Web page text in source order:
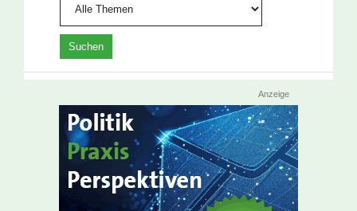
Anzeige